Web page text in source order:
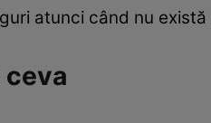
atunci când nu
ceva